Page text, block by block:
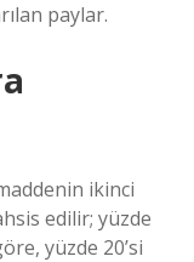
paylar.
ikinci
edilir; yüzde
yüzde 20’si